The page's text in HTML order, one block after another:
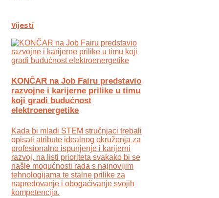
Vijesti
KONČAR na Job Fairu predstavio
razvojne i karijerne prilike u timu
koji gradi budućnost
elektroenergetike
Kada bi mladi STEM stručnjaci trebali
opisati atribute idealnog okruženja za
profesionalno ispunjenje i karijerni
razvoj, na listi prioriteta svakako bi se
našle mogućnosti rada s najnovijim
tehnologijama te stalne prilike za
napredovanje i obogaćivanje svojih
kompetencija.